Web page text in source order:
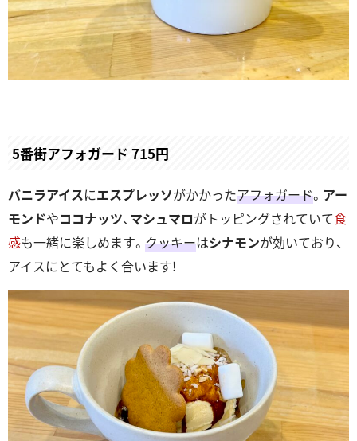
5番街アフォガード 715円
バニラアイスにエスプレッソがかかったアフォガード。 アー
モンドやココナッツ、 マシュマロがトッピングされていて食
感も一緒に楽しめます。 クッキーはシナモンが効いており、
アイスにとてもよく合います!